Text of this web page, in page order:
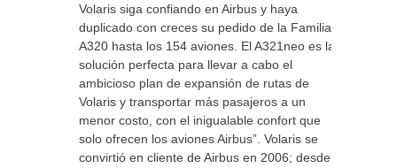
Volaris siga confiando en Airbus y haya
duplicado con creces su pedido de la Familia
A320 hasta los 154 aviones. El A321neo es la
solución perfecta para llevar a cabo el
ambicioso plan de expansión de rutas de
Volaris y transportar más pasajeros a un
menor costo, con el inigualable confort que
solo ofrecen los aviones Airbus”. Volaris se
convirtió en cliente de Airbus en 2006; desde